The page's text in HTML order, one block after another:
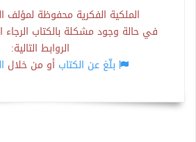
الملكية الفكرية محفوظة لمؤلف
في حالة وجود مشكلة بالكتاب الرجاء
الروابط التالية:
بلّغ عن الكتاب أو من خلال